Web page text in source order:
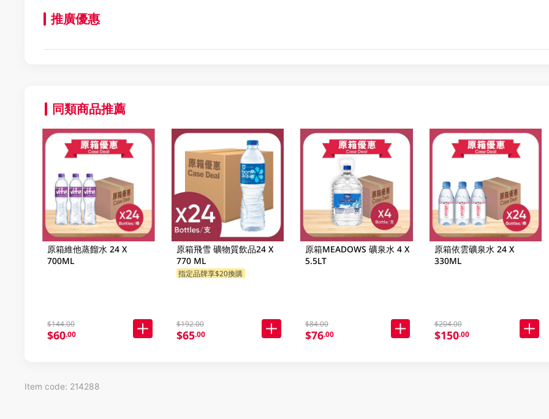
推廣優惠
同類商品推薦
原箱維他蒸餾水 24 X
700ML
$144.00
$60.00
原箱飛雪 礦物質飲品24 X
770 ML
指定品牌享$20換購
$192.00
$65.00
原箱MEADOWS 礦泉水 4 X
5.5LT
$84.00
$76.00
原箱依雲礦泉水 24 X
330ML
$204.00
$150.00
Item code: 214288